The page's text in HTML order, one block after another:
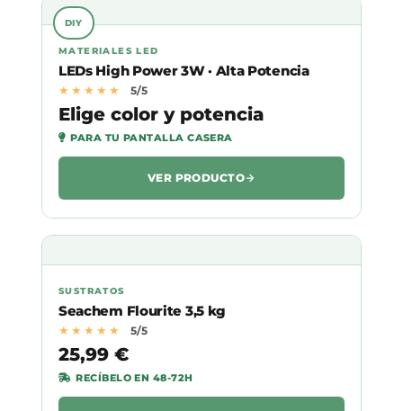
DIY
MATERIALES LED
LEDs High Power 3W · Alta Potencia
★★★★★ 5/5
Elige color y potencia
PARA TU PANTALLA CASERA
VER PRODUCTO
SUSTRATOS
Seachem Flourite 3,5 kg
★★★★★ 5/5
25,99 €
RECÍBELO EN 48-72H